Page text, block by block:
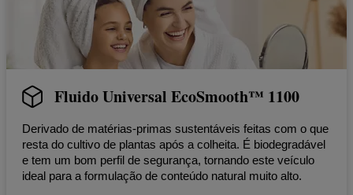
Fluido Universal EcoSmooth™ 1100
Derivado de matérias-primas sustentáveis feitas com o que
resta do cultivo de plantas após a colheita. É biodegradável
e tem um bom perfil de segurança, tornando este veículo
ideal para a formulação de conteúdo natural muito alto.